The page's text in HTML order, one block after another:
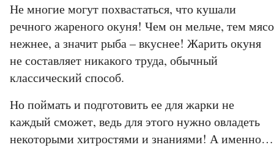
Не многие могут похвастаться, что кушали
речного жареного окуня! Чем он мельче, тем мясо
нежнее, а значит рыба – вкуснее! Жарить окуня
не составляет никакого труда, обычный
классический способ.
Но поймать и подготовить ее для жарки не
каждый сможет, ведь для этого нужно овладеть
некоторыми хитростями и знаниями! А именно…